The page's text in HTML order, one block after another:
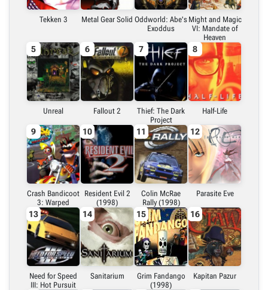
X (Twitter)
Link do grafiki poziomej
Link do grafiki pionowej
Tekken 3 Metal Gear Solid Oddworld: Abe's
Exoddus
Might and Magic
VI: Mandate of
Heaven
5
Unreal
6
Fallout 2
7
Thief: The Dark
Project
8
Half-Life
9
Crash Bandicoot
3: Warped
10
Resident Evil 2
(1998)
11
Colin McRae
Rally (1998)
12
Parasite Eve
13
Need for Speed
III: Hot Pursuit
14
Sanitarium
15
Grim Fandango
(1998)
16
Kapitan Pazur